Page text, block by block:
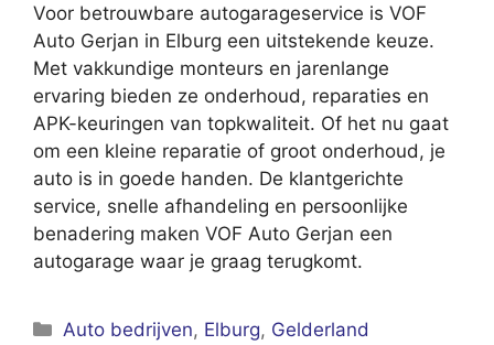
Voor betrouwbare autogarageservice is VOF
Auto Gerjan in Elburg een uitstekende keuze.
Met vakkundige monteurs en jarenlange
ervaring bieden ze onderhoud, reparaties en
APK-keuringen van topkwaliteit. Of het nu gaat
om een kleine reparatie of groot onderhoud, je
auto is in goede handen. De klantgerichte
service, snelle afhandeling en persoonlijke
benadering maken VOF Auto Gerjan een
autogarage waar je graag terugkomt.
Categorieën
Auto bedrijven, Elburg, Gelderland